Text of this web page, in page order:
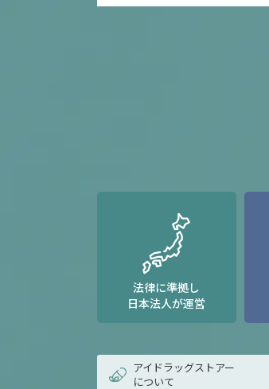
法律に準拠し
日本法人が運営
アイドラッグストアー
について